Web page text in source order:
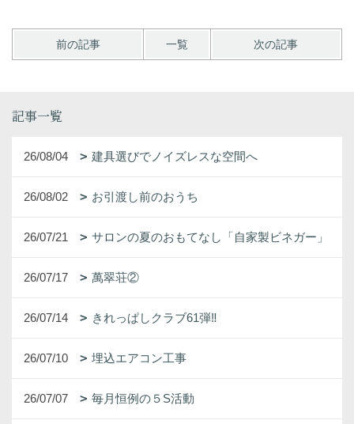
前の記事 一覧 次の記事
記事一覧
26/08/04 建具選びでノイズレスな空間へ
26/08/02 お引渡し前のおうち
26/07/21 サロンの夏のおもてなし「自家製ビネガー」
26/07/17 萬翠荘②
26/07/14 きれっぱしクラブ61弾‼
26/07/10 埋込エアコン工事
26/07/07 毎月恒例の５S活動